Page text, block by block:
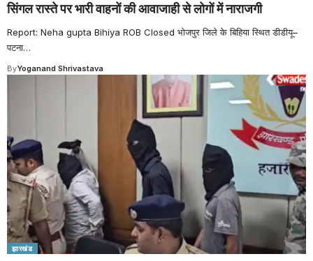
सिंगल रास्ते पर भारी वाहनों की आवाजाही से लोगों में नाराजगी
Report: Neha gupta Bihiya ROB Closed भोजपुर जिले के बिहिया स्थित डीडीयू–
पटना…
ByYoganand Shrivastava
झारखंड